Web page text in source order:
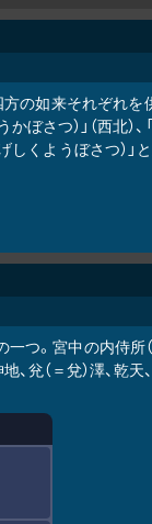
方の如来それぞれ
かぼさつ）」（西北）、
げしくようぼさつ）」
つ。宮中の内侍
（＝兌）澤、乾天